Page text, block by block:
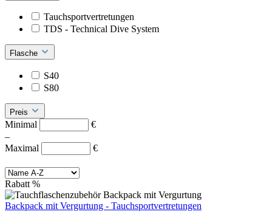
Tauchsportvertretungen
TDS - Technical Dive System
Flasche
S40
S80
Preis
Minimal
€
–
Maximal
€
Rabatt %
Backpack mit Vergurtung - Tauchsportvertretungen